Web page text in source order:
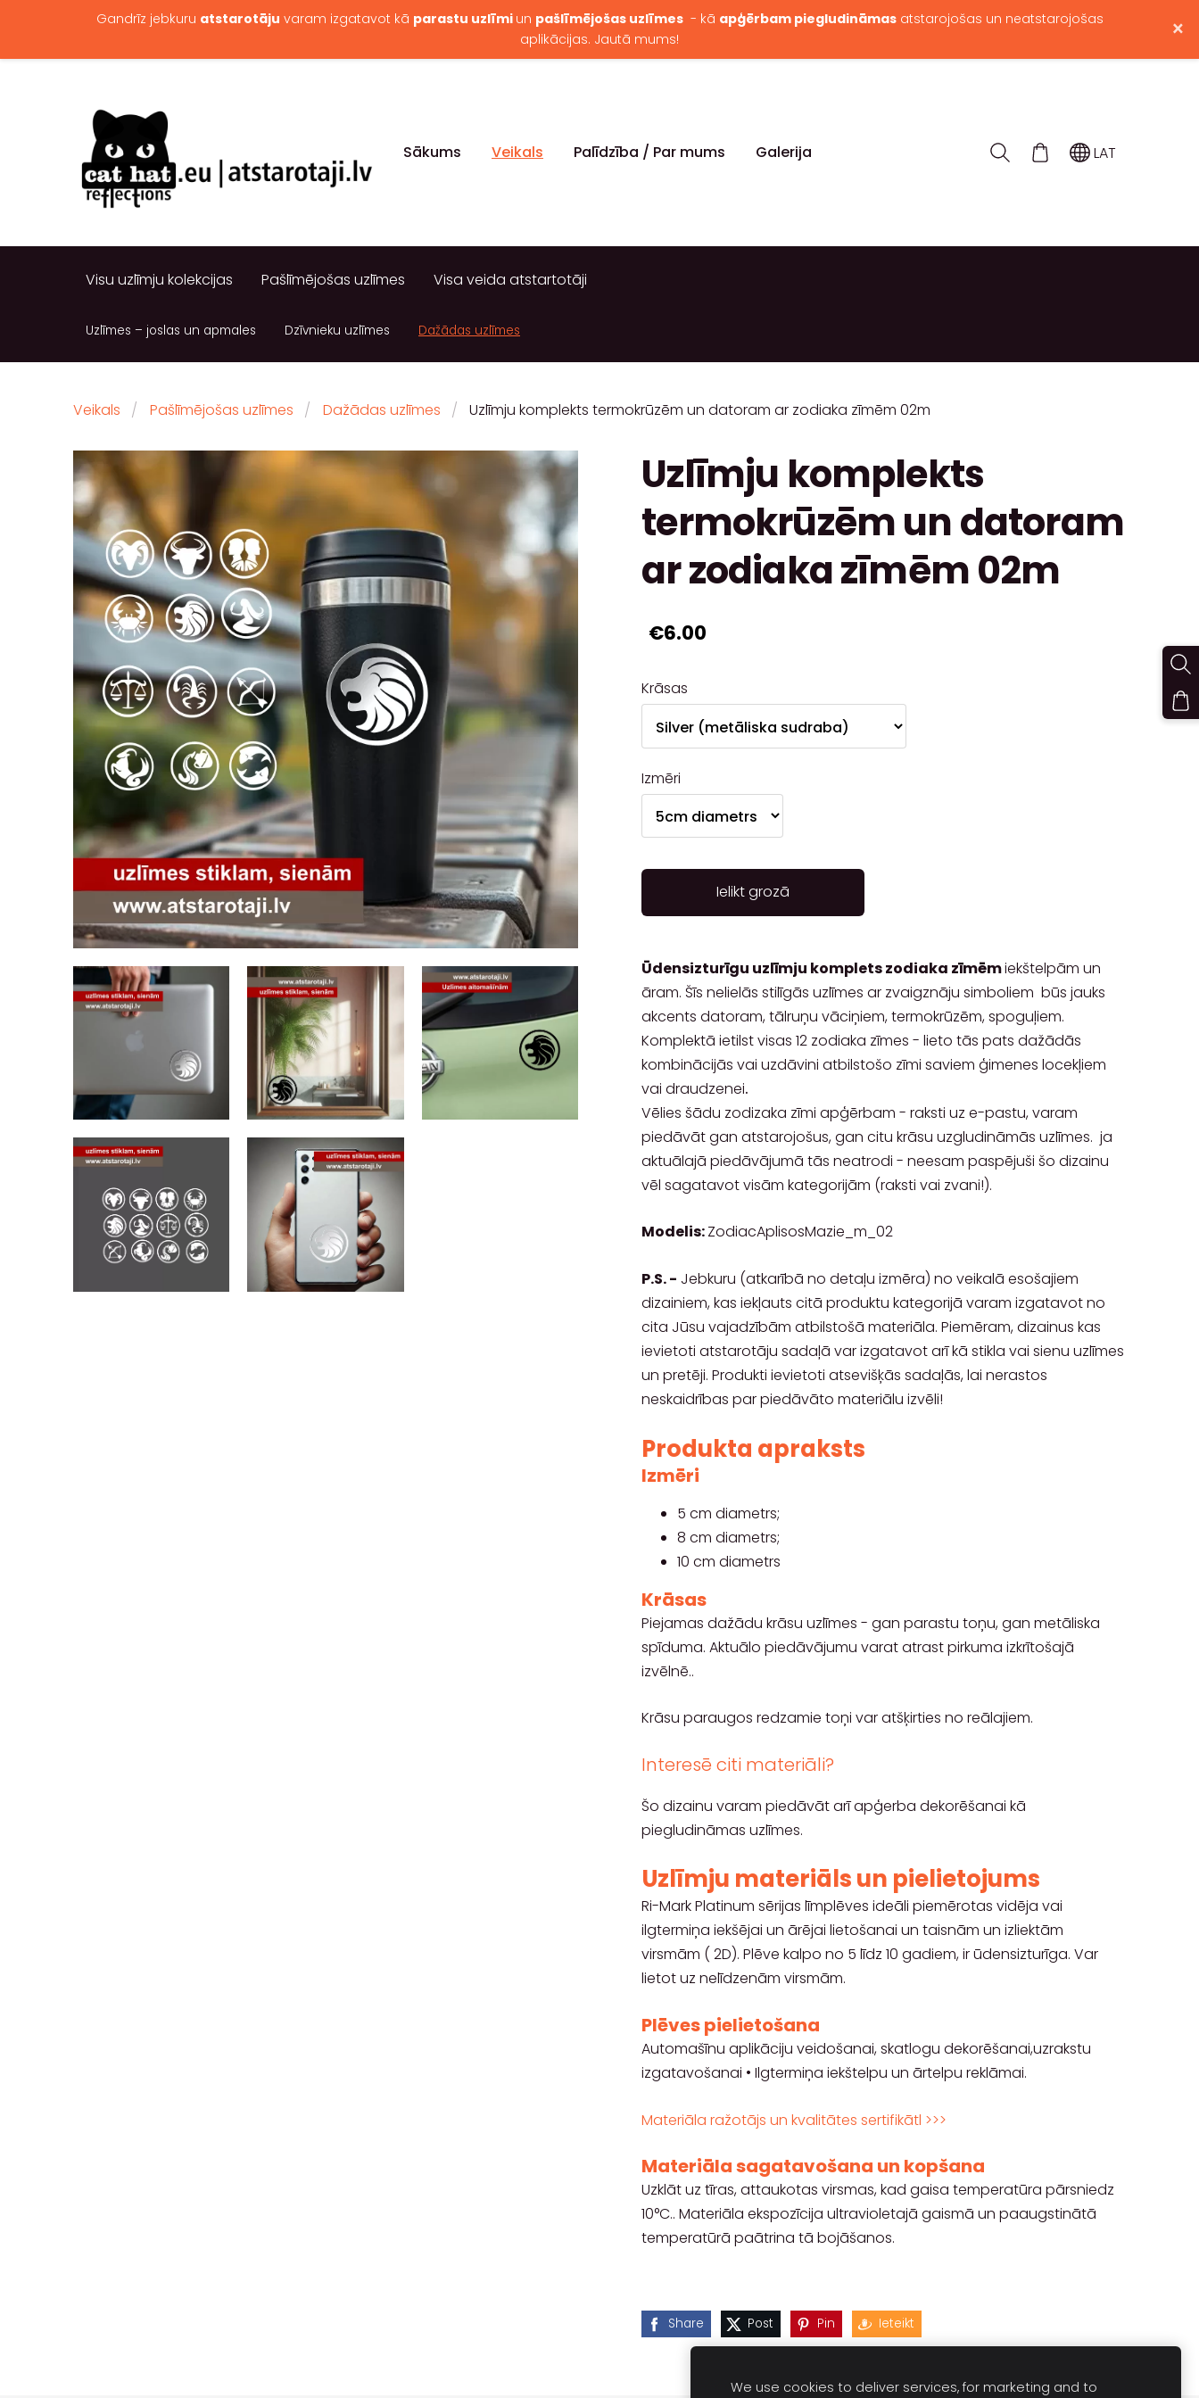
Gandrīz jebkuru atstarotāju varam izgatavot kā parastu uzlīmi un pašlīmējošas uzlīmes- kā apģērbam piegludināmasatstarojošas un neatstarojošas
aplikācijas. Jautā mums!
×
Sākums Veikals Palīdzība / Par mums Galerija LAT
Visu uzlīmju kolekcijas Pašlīmējošas uzlīmes Visa veida atstartotāji
Uzlīmes – joslas un apmales Dzīvnieku uzlīmes Dažādas uzlīmes
Veikals Pašlīmējošas uzlīmes Dažādas uzlīmes Uzlīmju komplekts termokrūzēm un datoram ar zodiaka zīmēm 02m
Uzlīmju komplekts
termokrūzēm un datoram
ar zodiaka zīmēm 02m
€6.00
Krāsas
Izmēri
Ielikt grozā
Ūdensizturīgu uzlīmju komplets zodiaka zīmēmiekštelpām un
āram. Šīs nelielās stilīgās uzlīmes ar zvaigznāju simboliem būs jauks
akcents datoram, tālruņu vāciņiem, termokrūzēm, spoguļiem.
Komplektā ietilst visas 12 zodiaka zīmes - lieto tās pats dažādās
kombinācijās vai uzdāvini atbilstošo zīmi saviem ģimenes locekļiem
vai draudzenei.
Vēlies šādu zodizaka zīmi apģērbam - raksti uz e-pastu, varam
piedāvāt gan atstarojošus, gan citu krāsu uzgludināmās uzlīmes. ja
aktuālajā piedāvājumā tās neatrodi - neesam paspējuši šo dizainu
vēl sagatavot visām kategorijām (raksti vai zvani!).
Modelis:ZodiacAplisosMazie_m_02
P.S. - Jebkuru (atkarībā no detaļu izmēra) no veikalā esošajiem
dizainiem, kas iekļauts citā produktu kategorijā varam izgatavot no
cita Jūsu vajadzībām atbilstošā materiāla. Piemēram, dizainus kas
ievietoti atstarotāju sadaļā var izgatavot arī kā stikla vai sienu uzlīmes
un pretēji. Produkti ievietoti atsevišķās sadaļās, lai nerastos
neskaidrības par piedāvāto materiālu izvēli!
Produkta apraksts
Izmēri
5 cm diametrs;
8 cm diametrs;
10 cm diametrs
Krāsas
Piejamas dažādu krāsu uzlīmes - gan parastu toņu, gan metāliska
spīduma. Aktuālo piedāvājumu varat atrast pirkuma izkrītošajā
izvēlnē..
Krāsu paraugos redzamie toņi var atšķirties no reālajiem.
Interesē citi materiāli?
Šo dizainu varam piedāvāt arī apģerba dekorēšanai kā
piegludināmas uzlīmes.
Uzlīmju materiāls un pielietojums
Ri-Mark Platinum sērijas līmplēves ideāli piemērotas vidēja vai
ilgtermiņa iekšējai un ārējai lietošanai un taisnām un izliektām
virsmām ( 2D). Plēve kalpo no 5 līdz 10 gadiem, ir ūdensizturīga. Var
lietot uz nelīdzenām virsmām.
Plēves pielietošana
Automašīnu aplikāciju veidošanai, skatlogu dekorēšanai,uzrakstu
izgatavošanai • Ilgtermiņa iekštelpu un ārtelpu reklāmai.
Materiāla ražotājs un kvalitātes sertifikātl >>>
Materiāla sagatavošana un kopšana
Uzklāt uz tīras, attaukotas virsmas, kad gaisa temperatūra pārsniedz
10°C.. Materiāla ekspozīcija ultravioletajā gaismā un paaugstinātā
temperatūrā paātrina tā bojāšanos.
Share Post Pin Ieteikt
We use cookies to deliver services, for marketing and to